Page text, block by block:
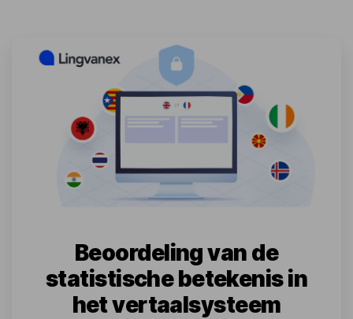
Beoordeling van de
statistische betekenis in
het vertaalsysteem